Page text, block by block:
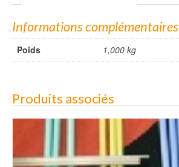
Informations complémentaires
Poids 1,000 kg
Produits associés